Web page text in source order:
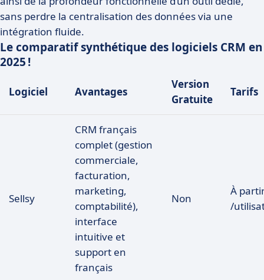
sans perdre la centralisation des données via une
intégration fluide.
Le comparatif synthétique des logiciels CRM en
2025 !
Logiciel Avantages
Version
Gratuite
Tarifs
Sellsy
CRM français
complet (gestion
commerciale,
facturation,
marketing,
comptabilité),
interface
intuitive et
support en
français
Non
À
/